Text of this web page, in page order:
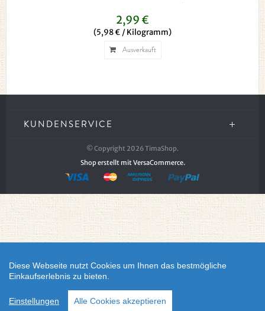
2,99 €
(5,98 € / Kilogramm)
Ausverkauft
KUNDENSERVICE
© Copyright 2026 TimaShop.
Shop erstellt mit VersaCommerce.
Diese Webseite nutzt Cookies um Ihnen das bestmögliche
Einkaufserlebnis zu bieten.
Einstellungen Alle Cookies akzeptieren